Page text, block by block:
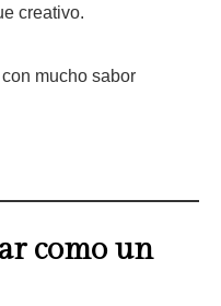
creativo.
mucho sabor
como un